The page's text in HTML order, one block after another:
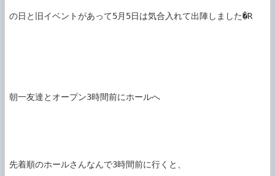
の日と旧イベントがあって5月5日は気合入れて出陣しました�R
朝一友達とオープン3時間前にホールへ
先着順のホールさんなんで3時間前に行くと、